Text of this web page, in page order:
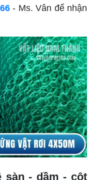
- Ms. Vân để nhận
sàn - dầm - cột